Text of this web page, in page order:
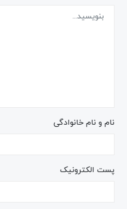
نام و نام خانوادگی
پست الکترونیک